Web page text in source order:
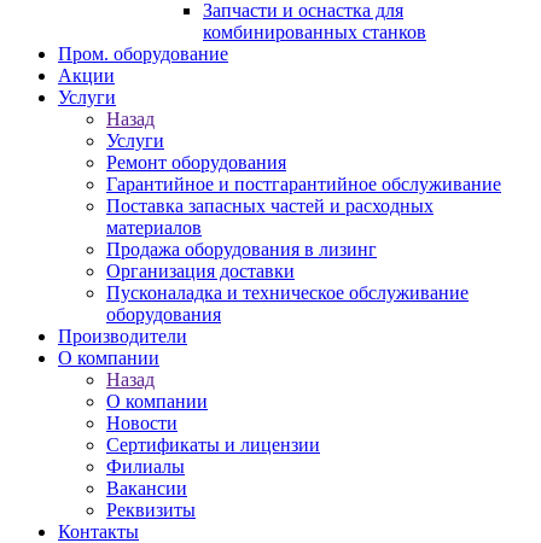
Запчасти и оснастка для
комбинированных станков
Пром. оборудование
Акции
Услуги
Назад
Услуги
Ремонт оборудования
Гарантийное и постгарантийное обслуживание
Поставка запасных частей и расходных
материалов
Продажа оборудования в лизинг
Организация доставки
Пусконаладка и техническое обслуживание
оборудования
Производители
О компании
Назад
О компании
Новости
Сертификаты и лицензии
Филиалы
Вакансии
Реквизиты
Контакты